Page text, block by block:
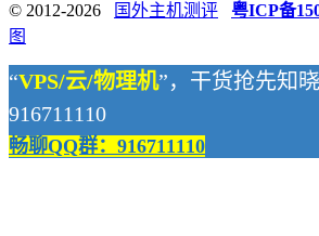
© 2012-2026 国外主机测评 粤ICP备
图
“VPS/云/物理机”，干货抢先知晓
916711110
畅聊QQ群：916711110